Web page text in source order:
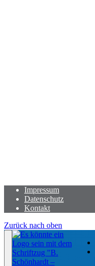
Impressum
Datenschutz
Kontakt
Zurück nach oben